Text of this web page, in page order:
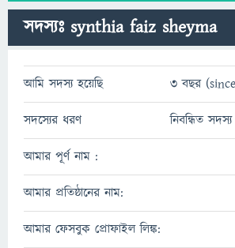
সদস্যঃ synthia faiz sheyma
আমি সদস্য হয়েছি 3 বছর
সদস্যের ধরণ নিবন্ধিত সদস্য
আমার পূর্ণ নাম :
আমার প্রতিষ্ঠানের নাম:
আমার ফেসবুক প্রোফাইল লিঙ্ক: